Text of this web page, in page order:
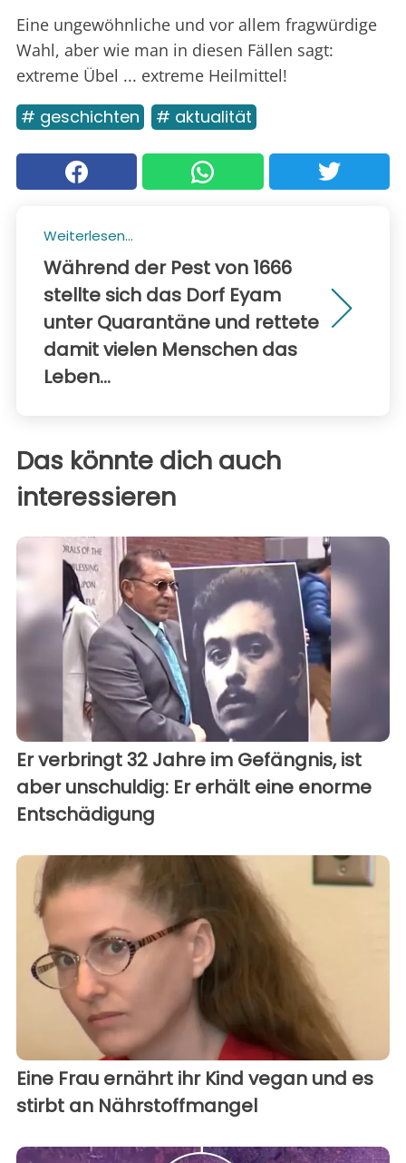
Eine ungewöhnliche und vor allem fragwürdige
Wahl, aber wie man in diesen Fällen sagt:
extreme Übel ... extreme Heilmittel!
# geschichten # aktualität
Weiterlesen...
Während der Pest von 1666
stellte sich das Dorf Eyam
unter Quarantäne und rettete
damit vielen Menschen das
Leben...
Das könnte dich auch
interessieren
Er verbringt 32 Jahre im Gefängnis, ist
aber unschuldig: Er erhält eine enorme
Entschädigung
Eine Frau ernährt ihr Kind vegan und es
stirbt an Nährstoffmangel